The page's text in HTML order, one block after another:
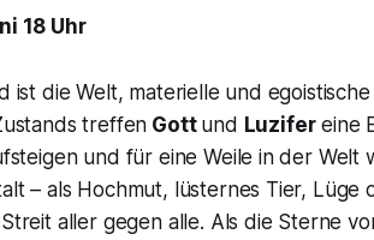
18 Uhr
ist die Welt, materielle und
treffen Gott und Luzifereine
und für eine Weile in der Welt
– als Hochmut, lüsternes Tier, Lüge
aller gegen alle. Als die Sterne